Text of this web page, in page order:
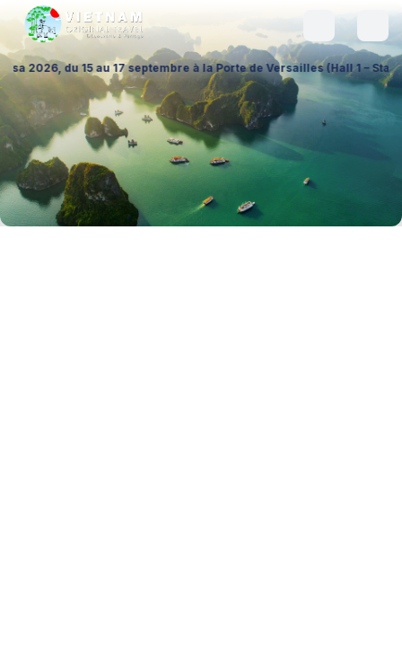
septembre à la Porte de Versailles (Hall 1 – Stand A026), pour